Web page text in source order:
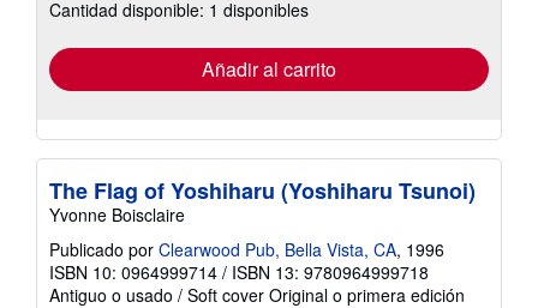
las
tarifas
envío
Cantidad disponible: 1 disponibles
Añadir al carrito
The Flag of Yoshiharu (Yoshiharu Tsunoi)
Yvonne Boisclaire
Publicado por Clearwood Pub, Bella Vista, CA, 1996
ISBN 10: 0964999714 / ISBN 13: 9780964999718
Antiguo o usado / Soft cover Original o primera edición